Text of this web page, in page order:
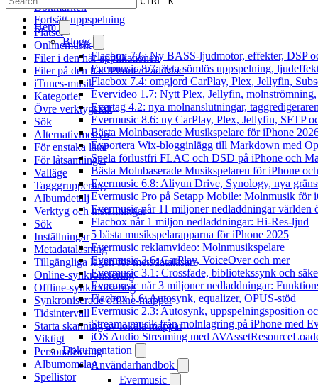
Hem
Blogg
Flacbox 7.6: Ny BASS-ljudmotor, effekter, DSP
Evermusic 8.7: äkta sömlös uppspelning,
Flacbox 7.4: omgjord CarPlay, Plex, Jellyfin,
Evervideo 1.7: Nytt Plex, Jellyfin, molnströmning,
Evertag 4.2: nya molnanslutningar,
Evermusic 8.6: ny CarPlay, Plex, Jellyfin, SFTP
Bästa Molnbaserade Musikspelare för iPhone
Exportera Wix-blogginlägg till Markdown med
Spela förlustfri FLAC och DSD på iPhone och
Bästa Molnbaserade Musikspelaren för iPhone
Evermusic 6.8: Aliyun Drive, Synology, nya
Evermusic Pro på Setapp Mobile: Molnmusik för
Evermusic når 11 miljoner nedladdningar världen
Flacbox når 1 miljon nedladdningar: Hi-Res-ljud
5 bästa musikspelarapparna för iPhone 2025
Evermusic reklamvideo: Molnmusikspelare
Evermusic 3.6: CarPlay, VoiceOver och mer
Evermusic 3.1: Crossfade, bibliotekssynk och
Evermusic når 3 miljoner nedladdningar:
Flacbox 1.6: Autosynk, equalizer, OPUS-stöd
Evermusic 2.3: Autosynk, uppspelningsposition
Streama musik från molnlagring på iPhone med
iOS Audio Streaming med
Dokumentation
Användarhandbok
Evermusic
Bokmärken
Fortsätt uppspelning
Platser
Onlinemusik
Filer i den här applikationen
Filer på den här iPhone/iPad/Mac
iTunes-musik
Kategorier
Övre verktygsfält
Sök
Alternativmenyn
För enstaka låtar
För låtsamlingar
Valläge
Tagggruppering
Albumdetalj
Verktyg och inställningar
Sök
Inställningar
Metadataläsning
Tillgängliga lägen för metadataläsare
Online-synkronisering
Offline-synkronisering
Synkroniserade offline-mappar
Tidsintervall
Starta skanning av lokala mappar
Viktigt
Personalisering
Albumomslag
Spellistor